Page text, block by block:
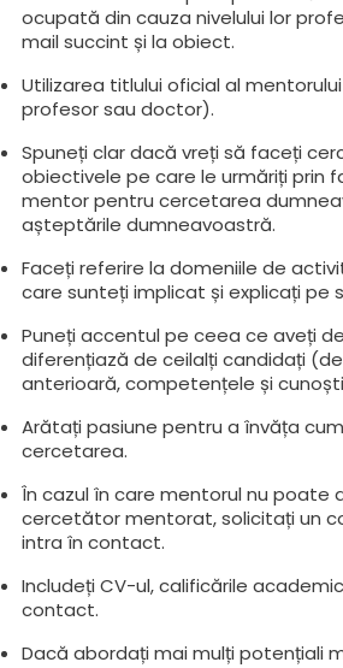
ocupată din cauza nivelului lor
mail succint și la obiect.
Utilizarea titlului oficial al
profesor sau doctor).
Spuneți clar dacă vreți să faceți
obiectivele pe care le urmăriți prin
mentor pentru cercetarea
așteptările dumneavoastră.
Faceți referire la domeniile de
care sunteți implicat și explicați pe
Puneți accentul pe ceea ce aveți
diferențiază de ceilalți candidați
anterioară, competențele și
Arătați pasiune pentru a învăța
cercetarea.
În cazul în care mentorul nu poate
cercetător mentorat, solicitați un
intra în contact.
Includeți CV-ul, calificările
contact.
Dacă abordați mai mulți potențiali